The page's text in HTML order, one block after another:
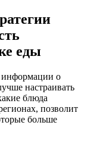
еды
о
настраивать
блюда
позволит
больше